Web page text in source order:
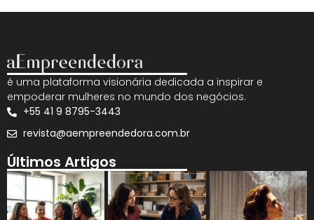
é uma plataforma visionária dedicada a inspirar e
empoderar mulheres no mundo dos negócios.
+55 41 9 8795-3443
revista@aempreendedora.com.br
Últimos Artigos